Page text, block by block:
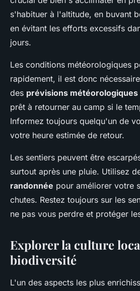
s'habituer à l'altitude, en buvant
en évitant les efforts excessifs
jours.
Les conditions météorologiques
rapidement, il est donc
des prévisions météorologiques
prêt à retourner au camp si le
Informez toujours quelqu'un de
votre heure estimée de retour.
Les sentiers peuvent être
surtout après une pluie. Utilisez
randonnée pour améliorer votre
chutes. Restez toujours sur les
ne pas vous perdre et protéger
Explorer la culture
biodiversité
L'un des aspects les plus